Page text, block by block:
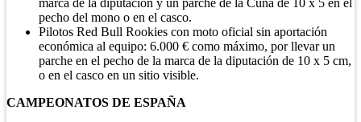
marca de la diputación y un parche de la Cuna de 10 x 5 en el
pecho del mono o en el casco.
Pilotos Red Bull Rookies con moto oficial sin aportación
económica al equipo: 6.000 € como máximo, por llevar un
parche en el pecho de la marca de la diputación de 10 x 5 cm,
o en el casco en un sitio visible.
CAMPEONATOS DE ESPAÑA